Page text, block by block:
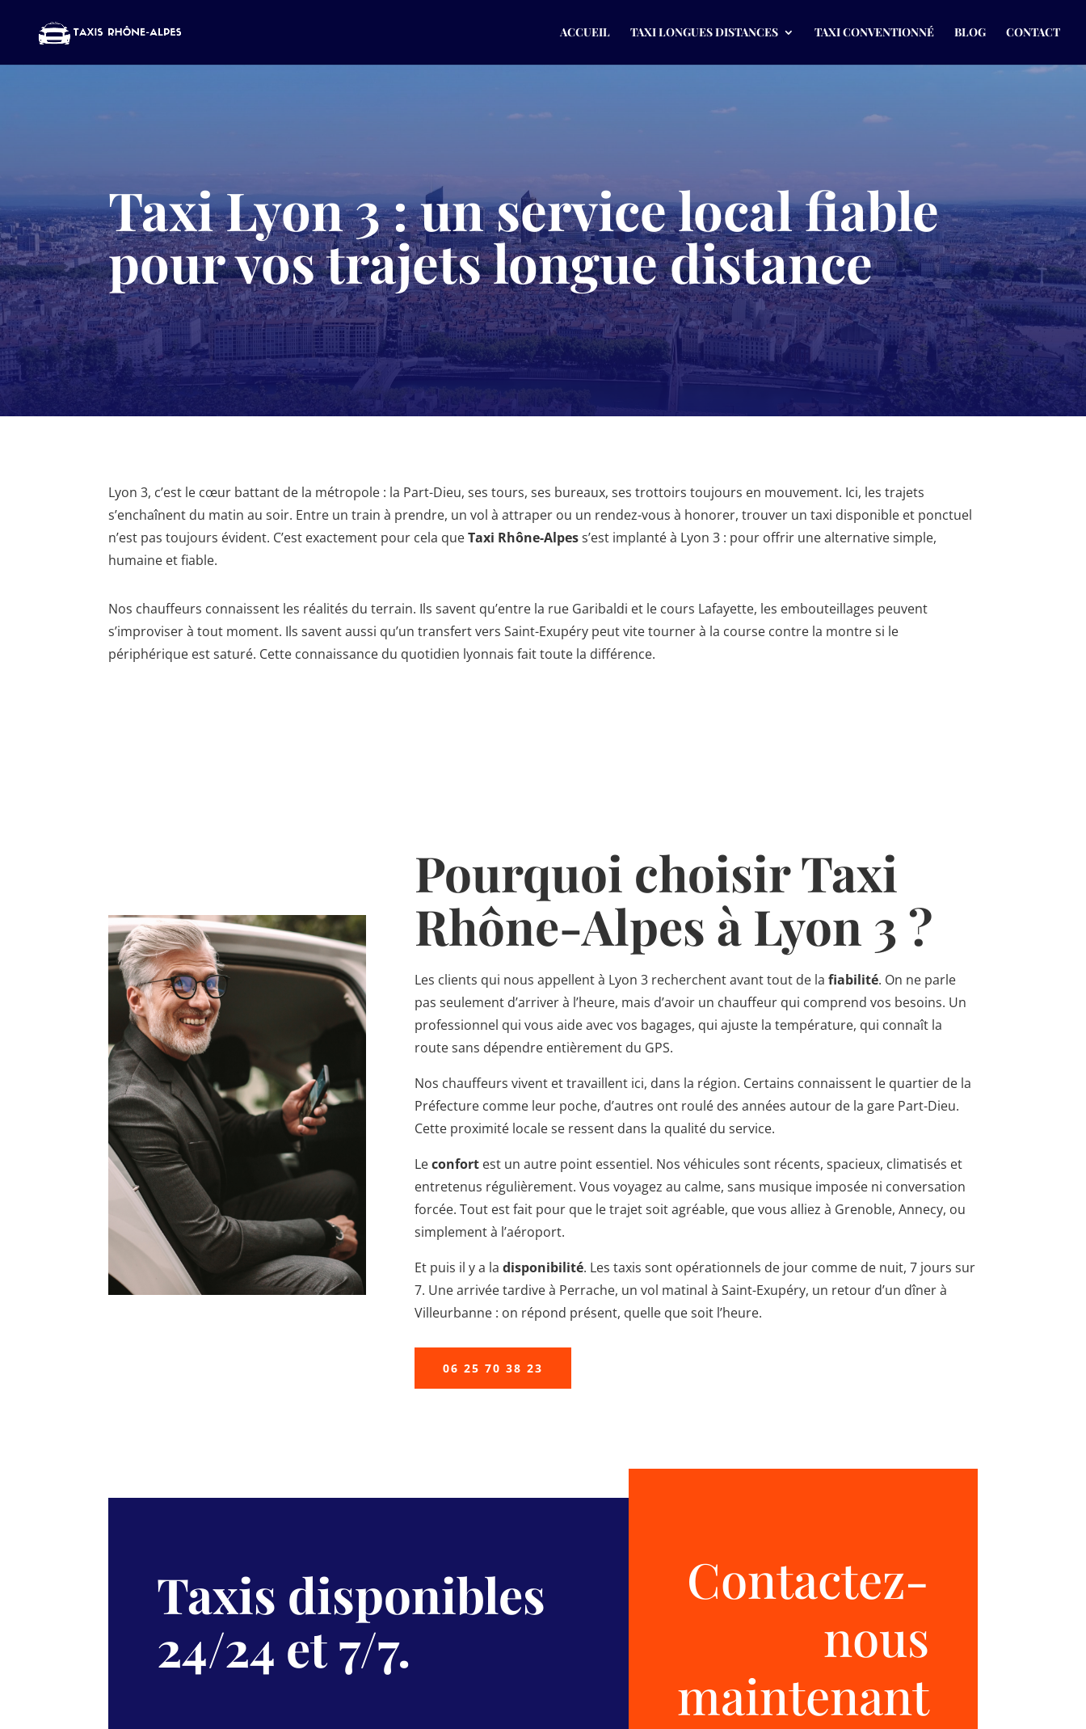
ACCUEIL TAXI LONGUES DISTANCES TAXI CONVENTIONNÉ BLOG CONTACT
Taxi Lyon 3 : un service local fiable
pour vos trajets longue distance
Lyon 3, c’est le cœur battant de la métropole : la Part-Dieu, ses tours, ses bureaux, ses trottoirs toujours en mouvement. Ici, les trajets
s’enchaînent du matin au soir. Entre un train à prendre, un vol à attraper ou un rendez-vous à honorer, trouver un taxi disponible et ponctuel
n’est pas toujours évident. C’est exactement pour cela queTaxi Rhône-Alpess’est implanté à Lyon 3 : pour offrir une alternative simple,
humaine et fiable.
Nos chauffeurs connaissent les réalités du terrain. Ils savent qu’entre la rue Garibaldi et le cours Lafayette, les embouteillages peuvent
s’improviser à tout moment. Ils savent aussi qu’un transfert vers Saint-Exupéry peut vite tourner à la course contre la montre si le
périphérique est saturé. Cette connaissance du quotidien lyonnais fait toute la différence.
Pourquoi choisir Taxi
Rhône-Alpes à Lyon 3 ?
Les clients qui nous appellent à Lyon 3 recherchent avant tout de la fiabilité. On ne parle
pas seulement d’arriver à l’heure, mais d’avoir un chauffeur qui comprend vos besoins. Un
professionnel qui vous aide avec vos bagages, qui ajuste la température, qui connaît la
route sans dépendre entièrement du GPS.
Nos chauffeurs vivent et travaillent ici, dans la région. Certains connaissent le quartier de la
Préfecture comme leur poche, d’autres ont roulé des années autour de la gare Part-Dieu.
Cette proximité locale se ressent dans la qualité du service.
Leconfortest un autre point essentiel. Nos véhicules sont récents, spacieux, climatisés et
entretenus régulièrement. Vous voyagez au calme, sans musique imposée ni conversation
forcée. Tout est fait pour que le trajet soit agréable, que vous alliez à Grenoble, Annecy, ou
simplement à l’aéroport.
Et puis il y a la disponibilité. Les taxis sont opérationnels de jour comme de nuit, 7 jours sur
7. Une arrivée tardive à Perrache, un vol matinal à Saint-Exupéry, un retour d’un dîner à
Villeurbanne : on répond présent, quelle que soit l’heure.
06 25 70 38 23
Taxis disponibles
24/24 et 7/7.
Contactez-
nous
maintenant